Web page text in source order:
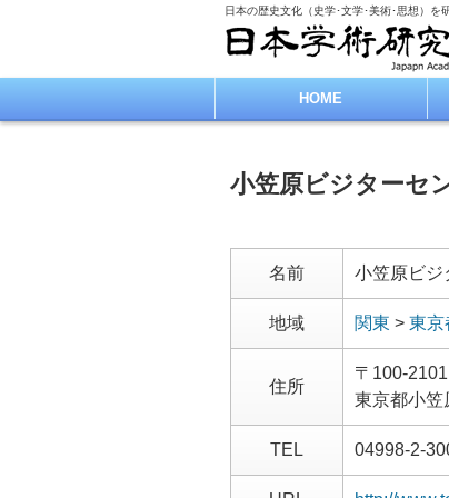
日本の歴史文化（史学･文学･美術･思想）を
HOME
小笠原ビジターセ
名前 小笠原ビジ
地域 関東 > 東京
住所
〒100-2101
東京都小笠
TEL 04998-2-